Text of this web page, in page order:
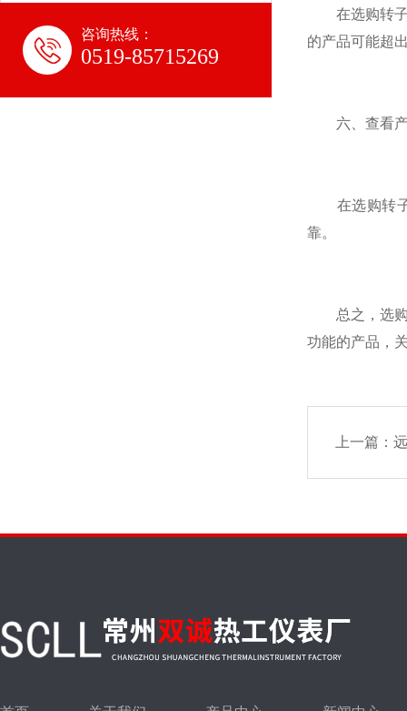
咨询热线：
0519-85715269
在选购转子
的产品可能超
六、查看产
在选购转子
靠。
总之，选购
功能的产品，
上一篇：